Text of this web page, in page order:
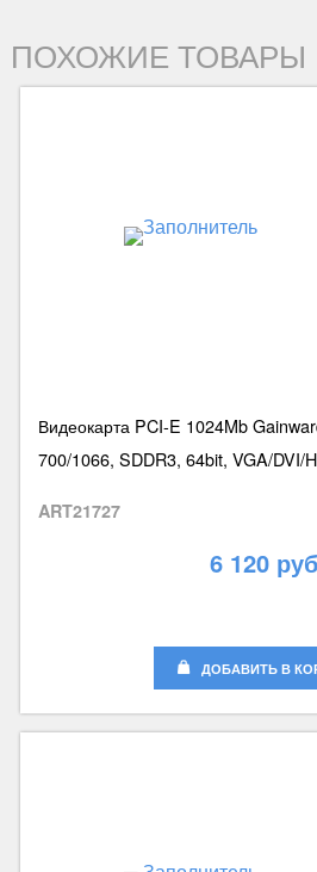
ПОХОЖИЕ ТОВАРЫ
Видеокарта PCI-E 1024Mb
700/1066, SDDR3, 64bit, VGA/DVI/
ART21727
6 120
ДОБАВИТЬ В